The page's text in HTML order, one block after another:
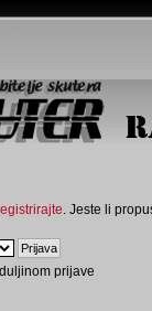
. Jeste li
prijave